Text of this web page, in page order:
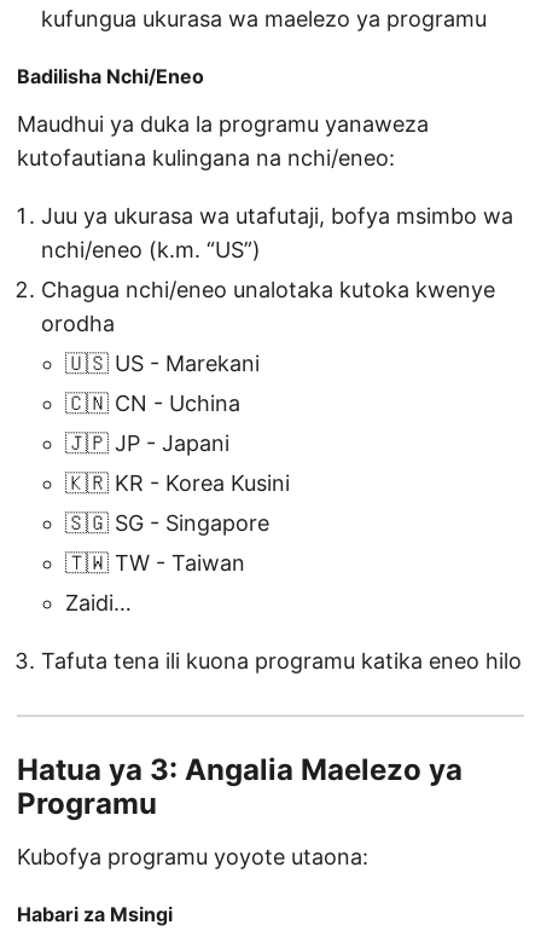
kufungua ukurasa wa maelezo ya programu
Badilisha Nchi/Eneo
Maudhui ya duka la programu yanaweza
kutofautiana kulingana na nchi/eneo:
Juu ya ukurasa wa utafutaji, bofya msimbo wa
nchi/eneo (k.m. “US”)
Chagua nchi/eneo unalotaka kutoka kwenye
orodha
🇺🇸 US - Marekani
🇨🇳 CN - Uchina
🇯🇵 JP - Japani
🇰🇷 KR - Korea Kusini
🇸🇬 SG - Singapore
🇹🇼 TW - Taiwan
Zaidi…
Tafuta tena ili kuona programu katika eneo hilo
Hatua ya 3: Angalia Maelezo ya
Programu
Kubofya programu yoyote utaona:
Habari za Msingi